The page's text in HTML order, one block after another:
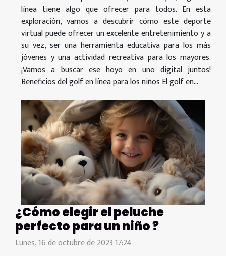
línea tiene algo que ofrecer para todos. En esta
exploración, vamos a descubrir cómo este deporte
virtual puede ofrecer un excelente entretenimiento y a
su vez, ser una herramienta educativa para los más
jóvenes y una actividad recreativa para los mayores.
¡Vamos a buscar ese hoyo en uno digital juntos!
Beneficios del golf en línea para los niños El golf en...
¿Cómo elegir el peluche
perfecto para un niño ?
Lunes, 16 de octubre de 2023 17:24